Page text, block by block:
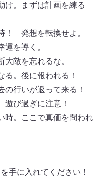
。まずは計画を練る
！ 発想を転換せよ。
を導く。
敵を忘れるな。
。後に報われる！
行いが返って来る！
び過ぎに注意！
。ここで真価を問われ
手に入れてください！